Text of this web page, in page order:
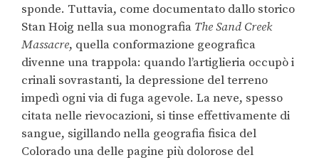
sponde. Tuttavia, come documentato dallo storico
Stan Hoig nella sua monografia The Sand Creek
Massacre, quella conformazione geografica
divenne una trappola: quando l’artiglieria occupò i
crinali sovrastanti, la depressione del terreno
impedì ogni via di fuga agevole. La neve, spesso
citata nelle rievocazioni, si tinse effettivamente di
sangue, sigillando nella geografia fisica del
Colorado una delle pagine più dolorose del